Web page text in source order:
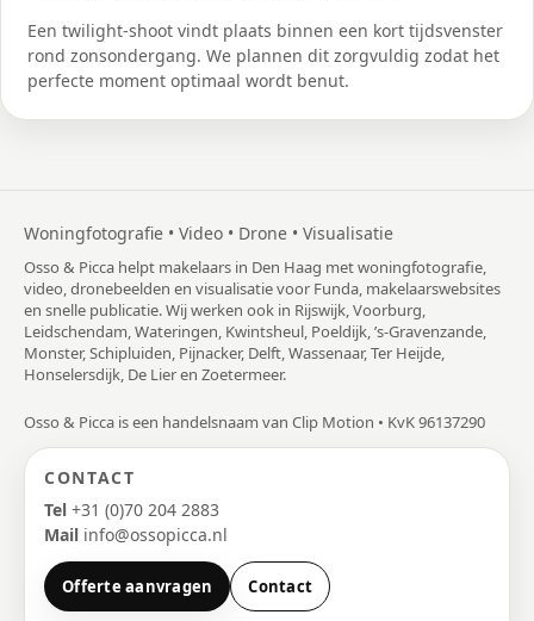
Een twilight-shoot vindt plaats binnen een kort tijdsvenster
rond zonsondergang. We plannen dit zorgvuldig zodat het
perfecte moment optimaal wordt benut.
Woningfotografie • Video • Drone • Visualisatie
Osso & Picca helpt makelaars in Den Haag met woningfotografie,
video, dronebeelden en visualisatie voor Funda, makelaarswebsites
en snelle publicatie. Wij werken ook in Rijswijk, Voorburg,
Leidschendam, Wateringen, Kwintsheul, Poeldijk, ’s-Gravenzande,
Monster, Schipluiden, Pijnacker, Delft, Wassenaar, Ter Heijde,
Honselersdijk, De Lier en Zoetermeer.
Osso & Picca is een handelsnaam van Clip Motion • KvK 96137290
CONTACT
Tel +31 (0)70 204 2883
Mail info@ossopicca.nl
Offerte aanvragen Contact